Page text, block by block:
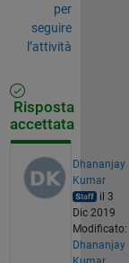
per
seguire
l’attività
Risposta
accettata
Dhananjay
Kumar
il 3
Dic 2019
Modificato:
Dhananjay